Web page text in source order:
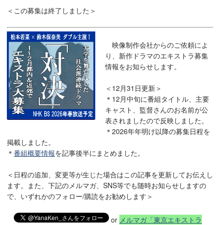
＜この募集は終了しました＞
映像制作会社からのご依頼によ
り、新作ドラマのエキストラ募集
情報をお知らせします。
＜12月31日更新＞
＊12月中旬に番組タイトル、主要
キャスト、監督さんのお名前が公
表されましたので反映しました。
＊2026年年明け以降の募集日程を
掲載しました。
＊ 番組概要情報を記事後半にまとめました。
＜日程の追加、変更等が生じた場合はこの記事を更新してお伝えし
ます。また、下記のメルマガ、SNS等でも随時お知らせしますの
で、いずれかのフォロー/購読をお勧めします＞
or メルマガ「東京エキストラ